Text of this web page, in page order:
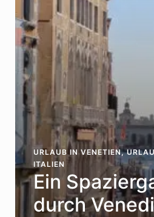
URLAUB IN VENETIEN,
ITALIEN
Ein
durch